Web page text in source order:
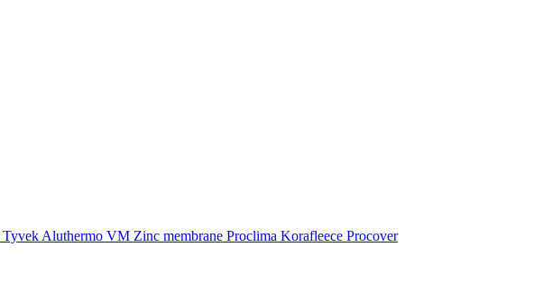
Tyvek Aluthermo VM Zinc membrane Proclima Korafleece Procover